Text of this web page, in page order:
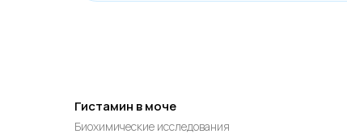
Гистамин в моче
Биохимические исследования